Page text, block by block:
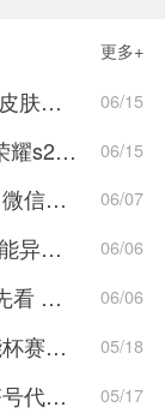
更多+
王者荣耀超前返场在哪里 超前返场皮肤介绍与活动一览 06/15
王者荣耀s27赛季啥时候结束 王者荣耀s27结束时间 06/15
王者荣耀微信登录异常怎么办2022 微信登陆失败请稍候再试解决办法 06/07
王者荣耀改不了名字怎么办 改名功能异常暂时关闭解决方法 06/06
王者荣耀马超无双飞将皮肤活动抢先看 王者荣耀马超无双飞将皮肤活动攻略 06/06
王者荣耀高能杯直播地址 2022高能杯赛程赛制规则介绍 05/18
王者荣耀空白名字复制2022 空白符号代码2022复制大全 05/17